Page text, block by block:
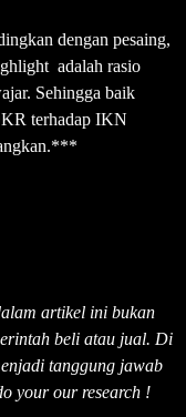
dengan pesaing,
adalah rasio
Sehingga baik
terhadap IKN
artikel ini bukan
beli atau jual. Di
tanggung jawab
your our research !